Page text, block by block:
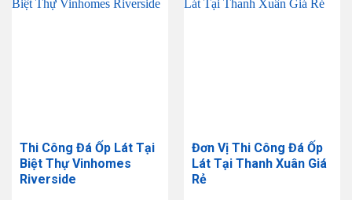
Thi Công Đá Ốp Lát Tại
Biệt Thự Vinhomes
Riverside
Đơn Vị Thi Công Đá Ốp
Lát Tại Thanh Xuân Giá
Rẻ